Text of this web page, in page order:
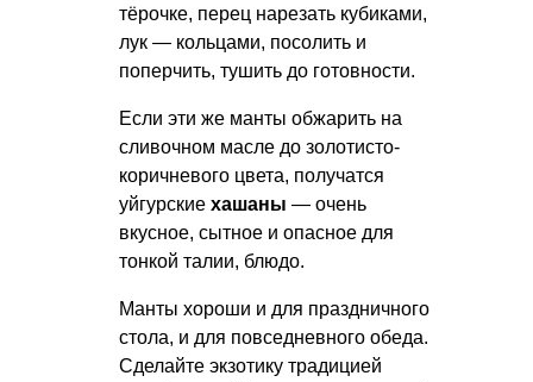
тёрочке, перец нарезать кубиками,
лук — кольцами, посолить и
поперчить, тушить до готовности.
Если эти же манты обжарить на
сливочном масле до золотисто-
коричневого цвета, получатся
уйгурские хашаны — очень
вкусное, сытное и опасное для
тонкой талии, блюдо.
Манты хороши и для праздничного
стола, и для повседневного обеда.
Сделайте экзотику традицией